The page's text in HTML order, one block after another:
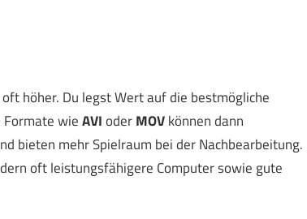
höher. Du legst Wert auf die bestmögliche
wieAVIoderMOVkönnen dann
bieten mehr Spielraum bei der Nachbearbeitung.
oft leistungsfähigere Computer sowie gute